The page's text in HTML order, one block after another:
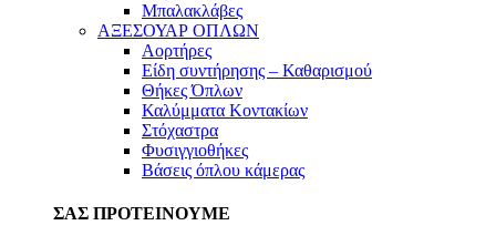
Μπαλακλάβες
ΑΞΕΣΟΥΑΡ ΟΠΛΩΝ
Αορτήρες
Είδη συντήρησης – Καθαρισμού
Θήκες Όπλων
Καλύμματα Κοντακίων
Στόχαστρα
Φυσιγγιοθήκες
Βάσεις όπλου κάμερας
ΣΑΣ ΠΡΟΤΕΙΝΟΥΜΕ